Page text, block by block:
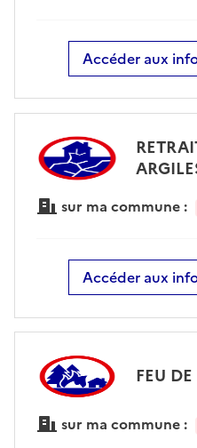
Accéder aux
sur ma commune :
Accéder aux
FEU
sur ma commune :